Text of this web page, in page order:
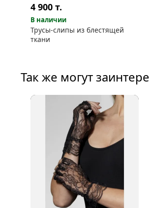
4 900 т.
В наличии
Трусы-слипы из блестящей
ткани
Так же могут